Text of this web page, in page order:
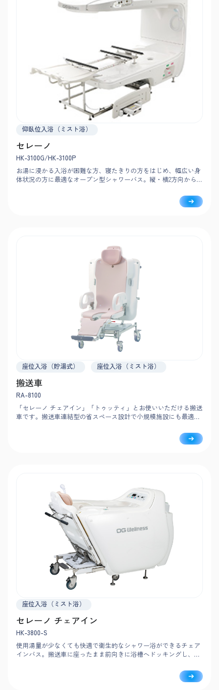
仰臥位入浴（ミスト浴）
セレーノ
HK-3100G/HK-3100P
お湯に浸かる入浴が困難な方、寝たきりの方をはじめ、幅広い身
体状況の方に最適なオープン型シャワーバス。縦・横2方向からド
座位入浴（貯湯式） 座位入浴（ミスト浴）
搬送車
RA-8100
「セレーノ チェアイン」「トゥッティ」とお使いいただける搬送
車です。搬送車連結型の省スペース設計で小規模施設にも最適。
座位入浴（ミスト浴）
セレーノ チェアイン
HK-3800-S
使用湯量が少なくても快適で衛生的なシャワー浴ができるチェア
インバス。搬送車に座ったまま前向きに浴槽へドッキングし、ボ